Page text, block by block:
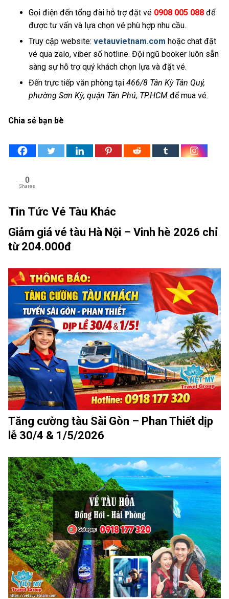
Gọi điện đến tổng đài hỗ trợ đặt vé 0908 005 088 để
được tư vấn và lựa chọn vé phù hợp nhu cầu.
Truy cập website: vetauvietnam.com hoặc chat đặt
vé qua zalo, viber số hotline. Đội ngũ booker luôn sẵn
sàng sự hỗ trợ quý khách chọn lựa và đặt vé.
Đến trực tiếp văn phòng tại 466/8 Tân Kỳ Tân Quý,
phường Sơn Kỳ, quận Tân Phú, TP.HCM để mua vé.
Chia sẻ bạn bè
0
Shares
Tin Tức Vé Tàu Khác
Giảm giá vé tàu Hà Nội – Vinh hè 2026 chỉ
từ 204.000đ
Tăng cường tàu Sài Gòn – Phan Thiết dịp
lễ 30/4 & 1/5/2026